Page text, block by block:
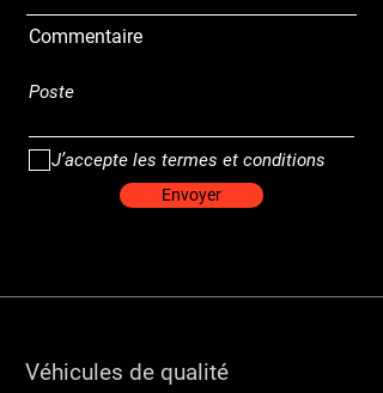
Commentaire
J’accepte les termes et conditions
Envoyer
Véhicules de qualité